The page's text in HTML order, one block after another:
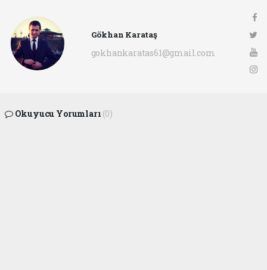
Gökhan Karataş
gokhankaratas61@gmail.com
Okuyucu Yorumları (0)